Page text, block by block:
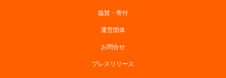
協賛・寄付
運営団体
お問合せ
プレスリリース